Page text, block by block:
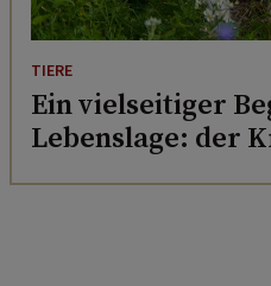
TIERE
Ein vielseitiger
Lebenslage: der